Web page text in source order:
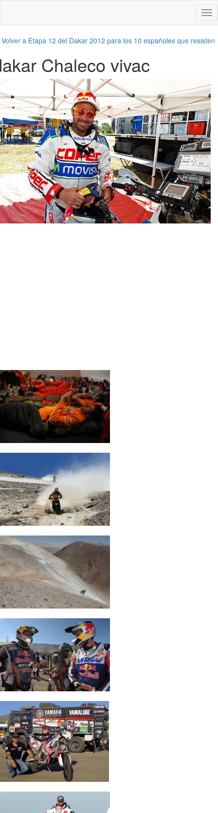
Volver a Etapa 12 del Dakar 2012 para los 10 españoles que resisten
Chaleco vivac